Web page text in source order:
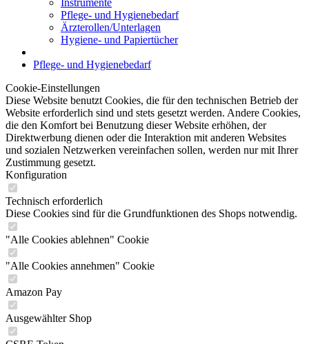
Instrumente
Pflege- und Hygienebedarf
Ärzterollen/Unterlagen
Hygiene- und Papiertücher
Pflege- und Hygienebedarf
Cookie-Einstellungen
Diese Website benutzt Cookies, die für den technischen Betrieb der
Website erforderlich sind und stets gesetzt werden. Andere Cookies,
die den Komfort bei Benutzung dieser Website erhöhen, der
Direktwerbung dienen oder die Interaktion mit anderen Websites
und sozialen Netzwerken vereinfachen sollen, werden nur mit Ihrer
Zustimmung gesetzt.
Konfiguration
Technisch erforderlich
Diese Cookies sind für die Grundfunktionen des Shops notwendig.
"Alle Cookies ablehnen" Cookie
"Alle Cookies annehmen" Cookie
Amazon Pay
Ausgewählter Shop